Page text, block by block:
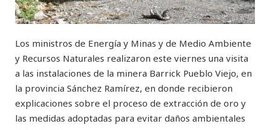
Los ministros de Energía y Minas y de Medio Ambiente
y Recursos Naturales realizaron este viernes una visita
a las instalaciones de la minera Barrick Pueblo Viejo, en
la provincia Sánchez Ramírez, en donde recibieron
explicaciones sobre el proceso de extracción de oro y
las medidas adoptadas para evitar daños ambientales